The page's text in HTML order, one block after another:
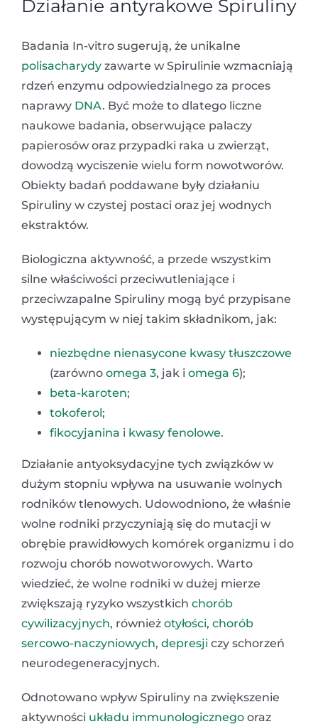
Działanie antyrakowe Spiruliny
Badania In-vitro sugerują, że unikalne
polisacharydy zawarte w Spirulinie wzmacniają
rdzeń enzymu odpowiedzialnego za proces
naprawy DNA. Być może to dlatego liczne
naukowe badania, obserwujące palaczy
papierosów oraz przypadki raka u zwierząt,
dowodzą wyciszenie wielu form nowotworów.
Obiekty badań poddawane były działaniu
Spiruliny w czystej postaci oraz jej wodnych
ekstraktów.
Biologiczna aktywność, a przede wszystkim
silne właściwości przeciwutleniające i
przeciwzapalne Spiruliny mogą być przypisane
występującym w niej takim składnikom, jak:
niezbędne nienasycone kwasy tłuszczowe
(zarówno omega 3, jak i omega 6);
beta-karoten;
tokoferol;
fikocyjanina i kwasy fenolowe.
Działanie antyoksydacyjne tych związków w
dużym stopniu wpływa na usuwanie wolnych
rodników tlenowych. Udowodniono, że właśnie
wolne rodniki przyczyniają się do mutacji w
obrębie prawidłowych komórek organizmu i do
rozwoju chorób nowotworowych. Warto
wiedzieć, że wolne rodniki w dużej mierze
zwiększają ryzyko wszystkich chorób
cywilizacyjnych, również otyłości, chorób
sercowo-naczyniowych, depresji czy schorzeń
neurodegeneracyjnych.
Odnotowano wpływ Spiruliny na zwiększenie
aktywności układu immunologicznego oraz